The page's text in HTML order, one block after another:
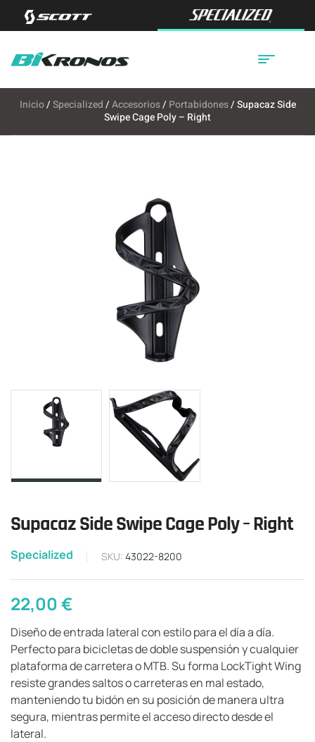
Inicio/Specialized/Accesorios/ Portabidones/ Supacaz Side
Swipe Cage Poly – Right
Supacaz Side Swipe Cage Poly – Right
Specialized SKU: 43022-8200
22,00€
Diseño de entrada lateral con estilo para el día a día.
Perfecto para bicicletas de doble suspensión y cualquier
plataforma de carretera o MTB. Su forma LockTight Wing
resiste grandes saltos o carreteras en mal estado,
manteniendo tu bidón en su posición de manera ultra
segura, mientras permite el acceso directo desde el
lateral.